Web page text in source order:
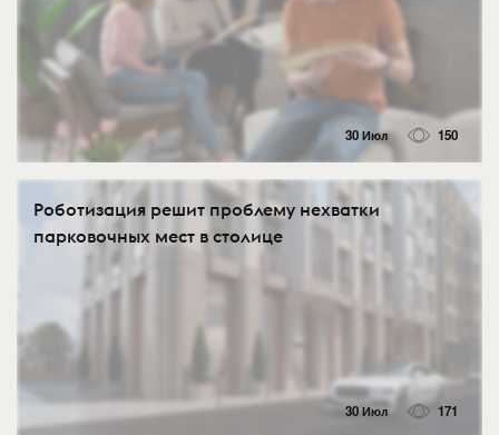
30 Июл 150
Роботизация решит проблему нехватки
парковочных мест в столице
30 Июл 171